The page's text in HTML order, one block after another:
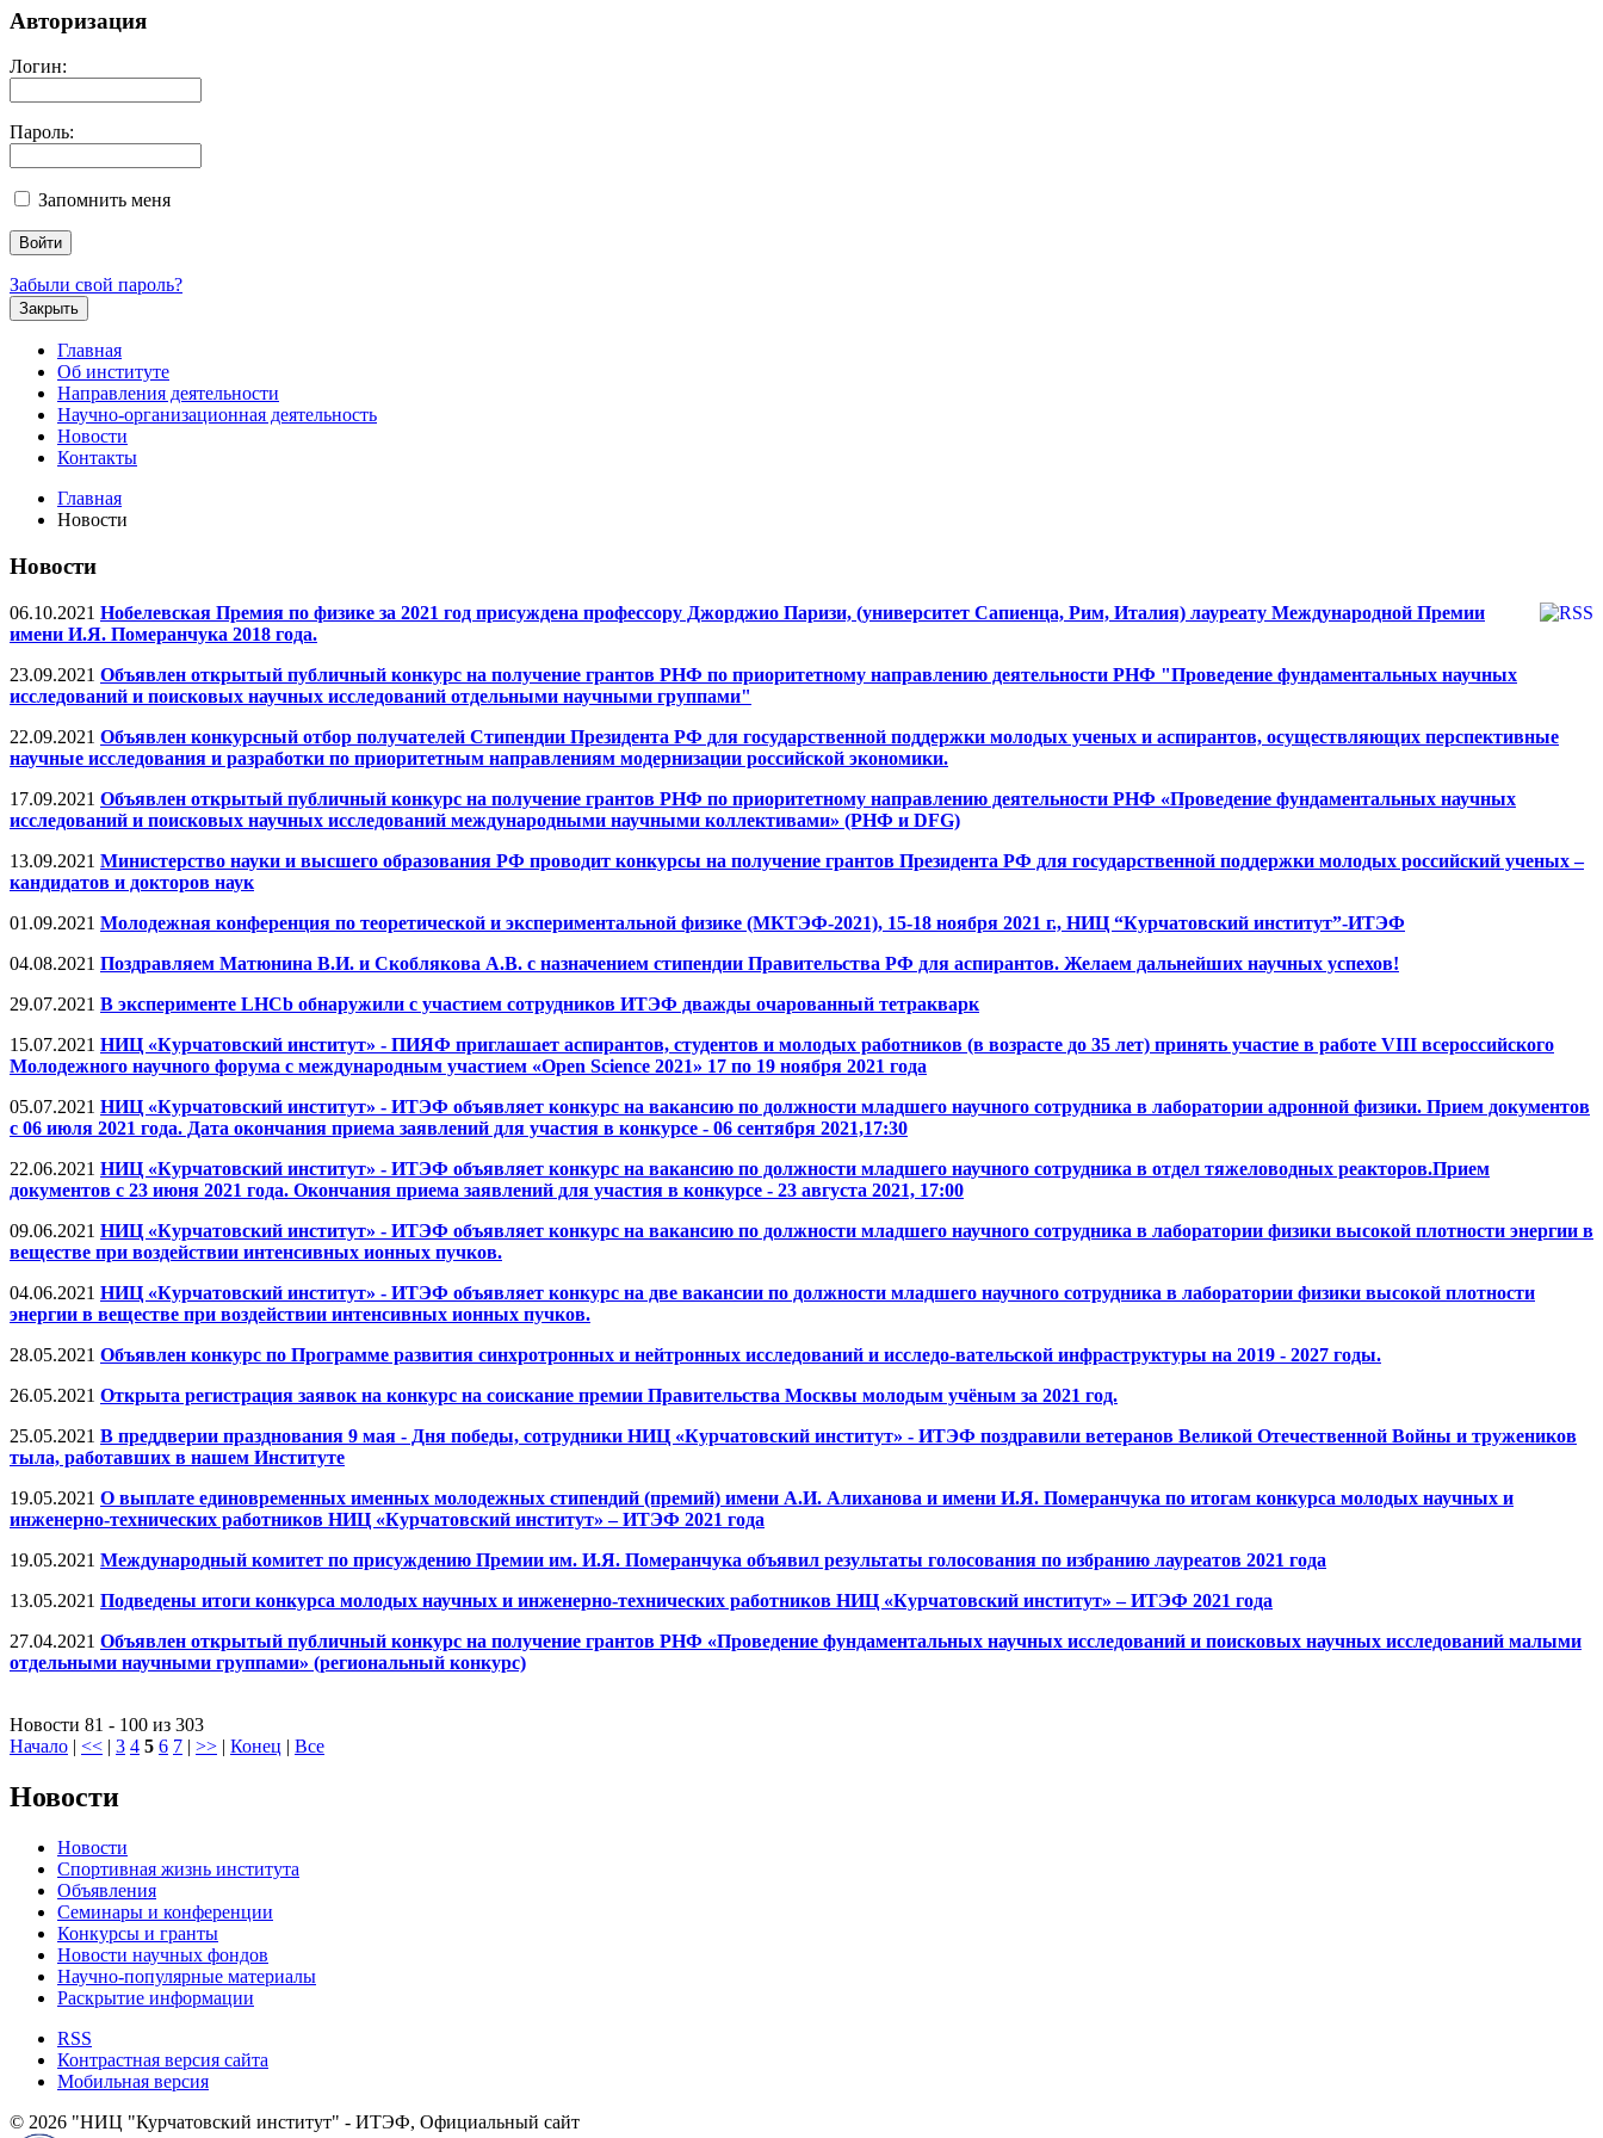
Авторизация
Логин:
Пароль:
Запомнить меня
Забыли свой пароль?
Закрыть
Главная
Об институте
Направления деятельности
Научно-организационная деятельность
Новости
Контакты
Главная
Новости
Новости
06.10.2021 Нобелевская Премия по физике за 2021 год присуждена профессору Джорджио Паризи, (университет Сапиенца, Рим, Италия) лауреату Международной Премии
имени И.Я. Померанчука 2018 года.
23.09.2021 Объявлен открытый публичный конкурс на получение грантов РНФ по приоритетному направлению деятельности РНФ "Проведение фундаментальных научных
исследований и поисковых научных исследований отдельными научными группами"
22.09.2021 Объявлен конкурсный отбор получателей Стипендии Президента РФ для государственной поддержки молодых ученых и аспирантов, осуществляющих перспективные
научные исследования и разработки по приоритетным направлениям модернизации российской экономики.
17.09.2021 Объявлен открытый публичный конкурс на получение грантов РНФ по приоритетному направлению деятельности РНФ «Проведение фундаментальных научных
исследований и поисковых научных исследований международными научными коллективами» (РНФ и DFG)
13.09.2021 Министерство науки и высшего образования РФ проводит конкурсы на получение грантов Президента РФ для государственной поддержки молодых российский ученых –
кандидатов и докторов наук
01.09.2021 Молодежная конференция по теоретической и экспериментальной физике (МКТЭФ-2021), 15-18 ноября 2021 г., НИЦ “Курчатовский институт”-ИТЭФ
04.08.2021 Поздравляем Матюнина В.И. и Скоблякова А.В. с назначением стипендии Правительства РФ для аспирантов. Желаем дальнейших научных успехов!
29.07.2021 В эксперименте LHCb обнаружили с участием сотрудников ИТЭФ дважды очарованный тетракварк
15.07.2021 НИЦ «Курчатовский институт» - ПИЯФ приглашает аспирантов, студентов и молодых работников (в возрасте до 35 лет) принять участие в работе VIII всероссийского
Молодежного научного форума с международным участием «Open Science 2021» 17 по 19 ноября 2021 года
05.07.2021 НИЦ «Курчатовский институт» - ИТЭФ объявляет конкурс на вакансию по должности младшего научного сотрудника в лаборатории адронной физики. Прием документов
с 06 июля 2021 года. Дата окончания приема заявлений для участия в конкурсе - 06 сентября 2021,17:30
22.06.2021 НИЦ «Курчатовский институт» - ИТЭФ объявляет конкурс на вакансию по должности младшего научного сотрудника в отдел тяжеловодных реакторов.Прием
документов с 23 июня 2021 года. Окончания приема заявлений для участия в конкурсе - 23 августа 2021, 17:00
09.06.2021 НИЦ «Курчатовский институт» - ИТЭФ объявляет конкурс на вакансию по должности младшего научного сотрудника в лаборатории физики высокой плотности энергии в
веществе при воздействии интенсивных ионных пучков.
04.06.2021 НИЦ «Курчатовский институт» - ИТЭФ объявляет конкурс на две вакансии по должности младшего научного сотрудника в лаборатории физики высокой плотности
энергии в веществе при воздействии интенсивных ионных пучков.
28.05.2021 Объявлен конкурс по Программе развития синхротронных и нейтронных исследований и исследо-вательской инфраструктуры на 2019 - 2027 годы.
26.05.2021 Открыта регистрация заявок на конкурс на соискание премии Правительства Москвы молодым учёным за 2021 год.
25.05.2021 В преддверии празднования 9 мая - Дня победы, сотрудники НИЦ «Курчатовский институт» - ИТЭФ поздравили ветеранов Великой Отечественной Войны и тружеников
тыла, работавших в нашем Институте
19.05.2021 О выплате единовременных именных молодежных стипендий (премий) имени А.И. Алиханова и имени И.Я. Померанчука по итогам конкурса молодых научных и
инженерно-технических работников НИЦ «Курчатовский институт» – ИТЭФ 2021 года
19.05.2021 Международный комитет по присуждению Премии им. И.Я. Померанчука объявил результаты голосования по избранию лауреатов 2021 года
13.05.2021 Подведены итоги конкурса молодых научных и инженерно-технических работников НИЦ «Курчатовский институт» – ИТЭФ 2021 года
27.04.2021 Объявлен открытый публичный конкурс на получение грантов РНФ «Проведение фундаментальных научных исследований и поисковых научных исследований малыми
отдельными научными группами» (региональный конкурс)
Новости 81 - 100 из 303
Начало | << | 3 4 5 6 7 | >> | Конец | Все
Новости
Новости
Спортивная жизнь института
Объявления
Семинары и конференции
Конкурсы и гранты
Новости научных фондов
Научно-популярные материалы
Раскрытие информации
RSS
Контрастная версия сайта
Мобильная версия
© 2026 "НИЦ "Курчатовский институт" - ИТЭФ, Официальный сайт